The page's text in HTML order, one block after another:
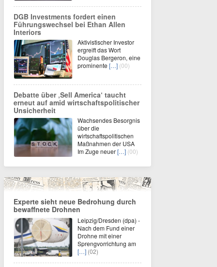
DGB Investments fordert einen
Führungswechsel bei Ethan Allen
Interiors
Aktivistischer Investor
ergreift das Wort
Douglas Bergeron, eine
prominente […] (00)
Debatte über ‚Sell America‘ taucht
erneut auf amid wirtschaftspolitischer
Unsicherheit
Wachsendes Besorgnis
über die
wirtschaftspolitischen
Maßnahmen der USA
Im Zuge neuer[…] (00)
Experte sieht neue Bedrohung durch
bewaffnete Drohnen
Leipzig/Dresden (dpa) -
Nach dem Fund einer
Drohne mit einer
Sprengvorrichtung am
[…] (02)